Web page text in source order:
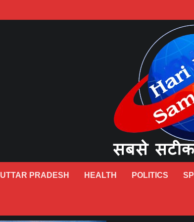
UTTAR PRADESH HEALTH POLITICS